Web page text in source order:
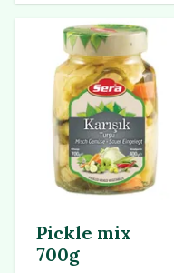
Pickle mix
700g